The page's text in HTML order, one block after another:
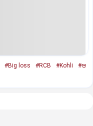
#Big loss #RCB #Kohli
#ಆ